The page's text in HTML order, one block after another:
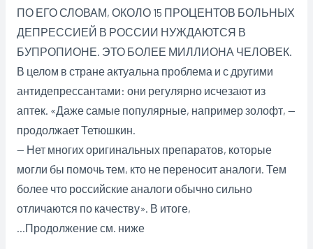
ПО ЕГО СЛОВАМ, ОКОЛО 15 ПРОЦЕНТОВ БОЛЬНЫХ
ДЕПРЕССИЕЙ В РОССИИ НУЖДАЮТСЯ В
БУПРОПИОНЕ. ЭТО БОЛЕЕ МИЛЛИОНА ЧЕЛОВЕК.
В целом в стране актуальна проблема и с другими
антидепрессантами: они регулярно исчезают из
аптек. «Даже самые популярные, например золофт, —
продолжает Тетюшкин.
— Нет многих оригинальных препаратов, которые
могли бы помочь тем, кто не переносит аналоги. Тем
более что российские аналоги обычно сильно
отличаются по качеству». В итоге,
…Продолжение см. ниже